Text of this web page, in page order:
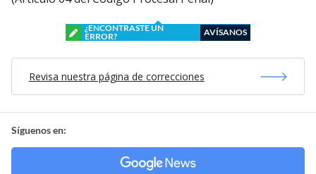
¿ENCONTRASTE UN
ERROR?
AVÍSANOS
Revisa nuestra página de correcciones
Síguenos en: